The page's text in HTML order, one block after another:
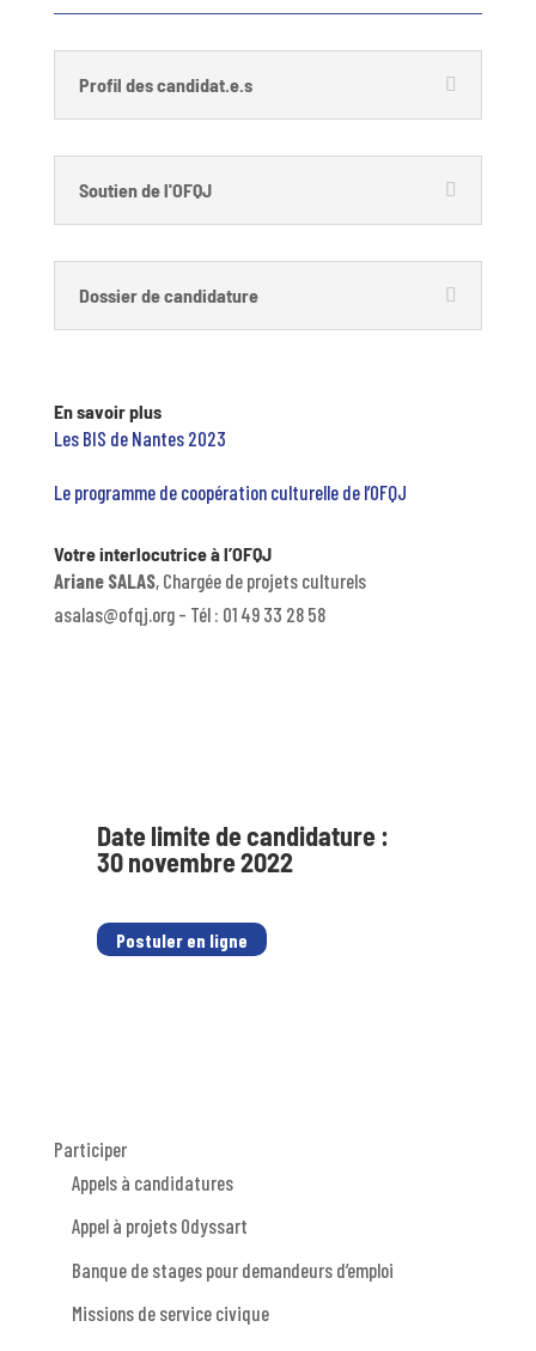
Profil des candidat.e.s
Soutien de l'OFQJ
Dossier de candidature
En savoir plus
Les BIS de Nantes 2023
Le programme de coopération culturelle de l’OFQJ
Votre interlocutrice à l’OFQJ
Ariane SALAS, Chargée de projets culturels
asalas@ofqj.org – Tél : 01 49 33 28 58
Date limite de candidature :
30 novembre 2022
Postuler en ligne
Participer
Appels à candidatures
Appel à projets Odyssart
Banque de stages pour demandeurs d’emploi
Missions de service civique